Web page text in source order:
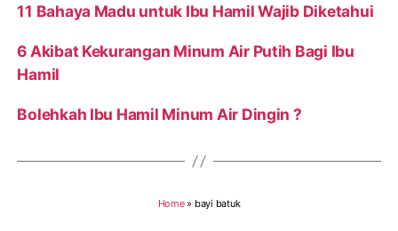
11 Bahaya Madu untuk Ibu Hamil Wajib Diketahui
6 Akibat Kekurangan Minum Air Putih Bagi Ibu
Hamil
Bolehkah Ibu Hamil Minum Air Dingin ?
Home» bayi batuk